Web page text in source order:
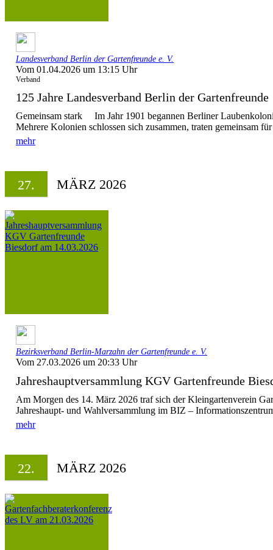
Landesverband Berlin der Gartenfreunde e. V.
Vom 01.04.2026 um 13:15 Uhr
Verband
125 Jahre Landesverband Berlin der
Gemeinsam stark Im Jahr 1901 begannen Berliner
Mehrere Kolonien schlossen sich zusammen, traten gemeinsam
mehr
27. MÄRZ 2026
Bezirksverband Berlin-Marzahn der Gartenfreunde e. V.
Vom 27.03.2026 um 20:33 Uhr
Jahreshauptversammlung KGV Gartenfreunde
Am Morgen des 14. März 2026 traf sich der Kleingartenverein
Jahreshaupt- und Wahlversammlung im BIZ –
mehr
22. MÄRZ 2026